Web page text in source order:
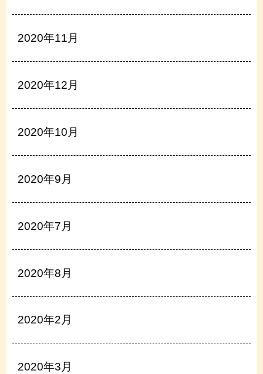
2020年11月
2020年12月
2020年10月
2020年9月
2020年7月
2020年8月
2020年2月
2020年3月